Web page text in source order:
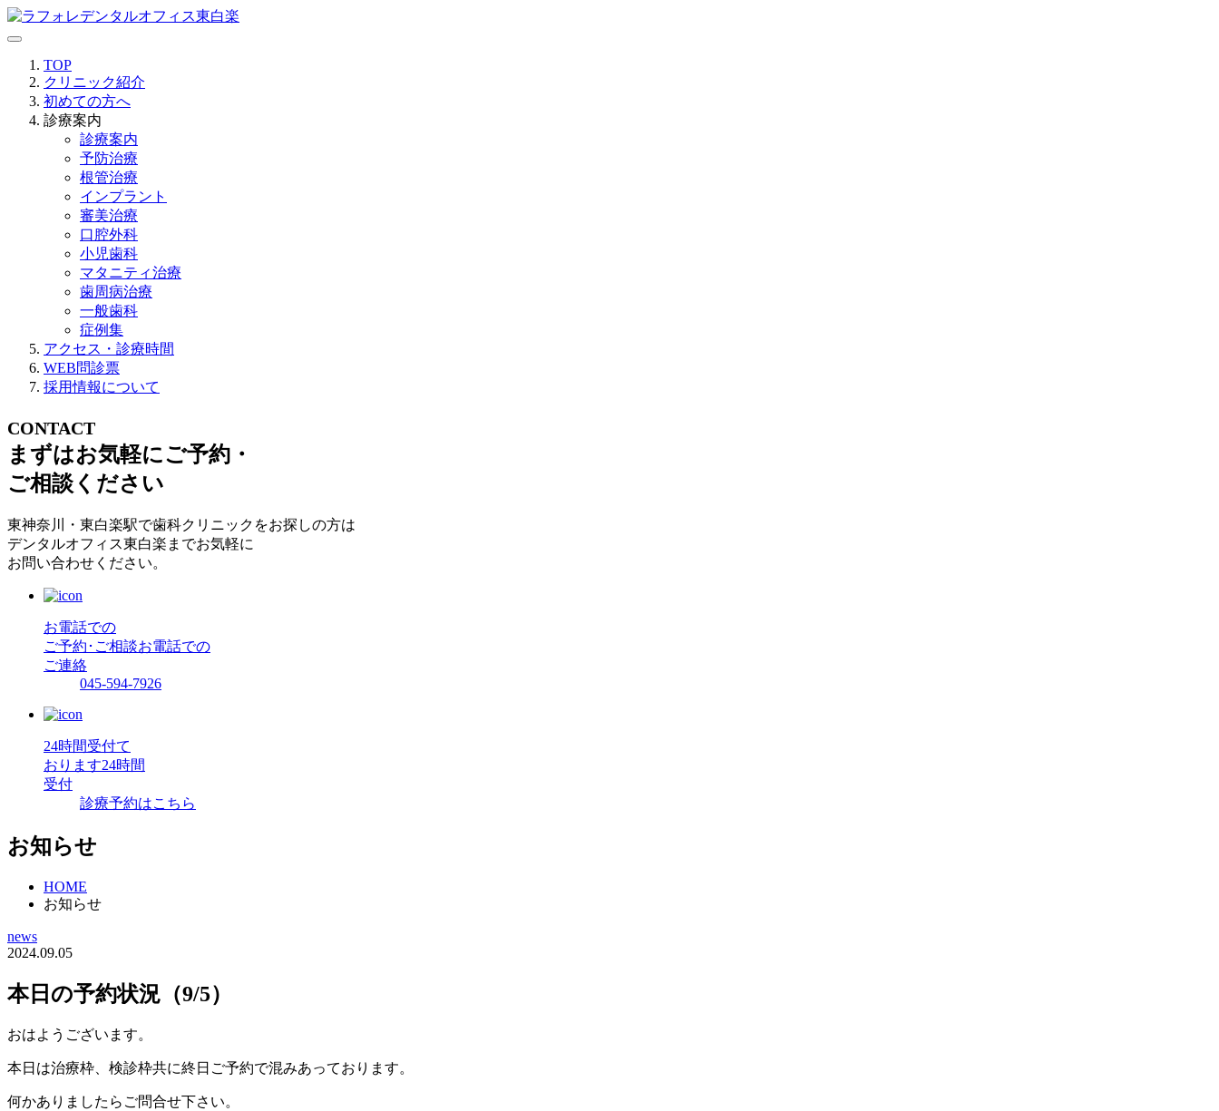
TOP
クリニック紹介
初めての方へ
診療案内
診療案内
予防治療
根管治療
インプラント
審美治療
口腔外科
小児歯科
マタニティ治療
歯周病治療
一般歯科
症例集
アクセス・診療時間
WEB問診票
採用情報について
CONTACT
まずはお気軽にご予約・
ご相談ください
東神奈川・東白楽駅で歯科クリニックをお探しの方は
デンタルオフィス東白楽までお気軽に
お問い合わせください。
お電話での
ご予約･ご相談お電話での
ご連絡
045-594-7926
24時間受付て
おります24時間
受付
診療予約はこちら
お知らせ
HOME
お知らせ
news
2024.09.05
本日の予約状況（9/5）
おはようございます。
本日は治療枠、検診枠共に終日ご予約で混みあっております。
何かありましたらご問合せ下さい。